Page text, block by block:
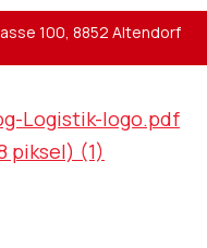
100, 8852 Altendorf